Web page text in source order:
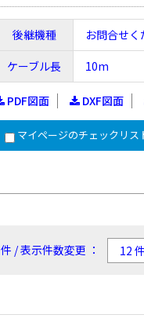
後継機種
お問合せく
ケーブル長
10m
PDF図面 DXF図面
マイページのチェックリス
件 / 表示件数変更 ：